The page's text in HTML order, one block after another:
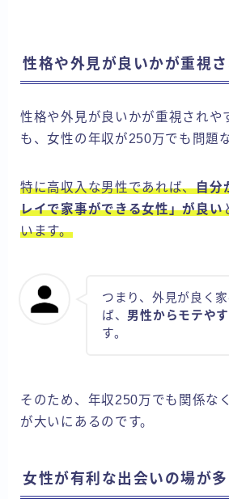
性格や外見が良いかが重視
性格や外見が良いかが重視されや
も、女性の年収が250万でも問題
特に高収入な男性であれば、自分
レイで家事ができる女性」が良い
います。
つまり、外見が良く
ば、 男性からモテや
す。
そのため、年収250万でも関係な
が大いにあるのです。
女性が有利な出会いの場が